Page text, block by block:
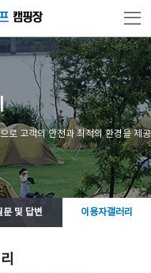
로 고객의 안전과 최적의 환경을 제공
문 및 답변 이용자갤러리